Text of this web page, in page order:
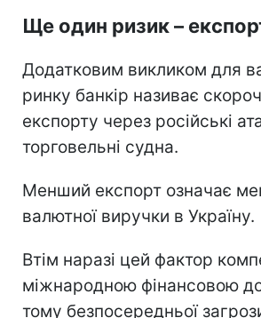
Ще один ризик –
Додатковим викликом для
ринку банкір називає
експорту через російські
торговельні судна.
Менший експорт означає
валютної виручки в Україну.
Втім наразі цей фактор
міжнародною фінансовою
тому безпосередньої